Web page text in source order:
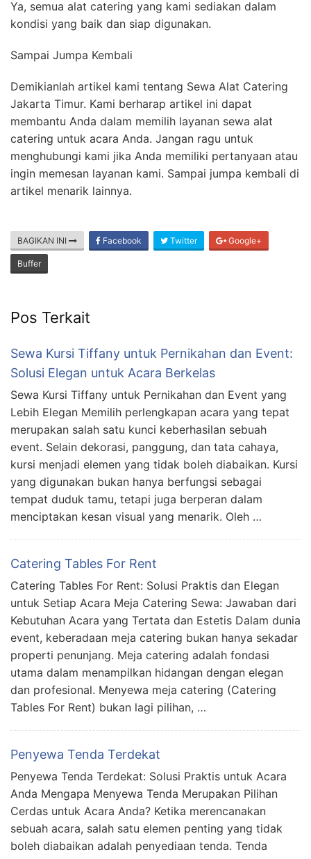
Ya, semua alat catering yang kami sediakan dalam
kondisi yang baik dan siap digunakan.
Sampai Jumpa Kembali
Demikianlah artikel kami tentang Sewa Alat Catering
Jakarta Timur. Kami berharap artikel ini dapat
membantu Anda dalam memilih layanan sewa alat
catering untuk acara Anda. Jangan ragu untuk
menghubungi kami jika Anda memiliki pertanyaan atau
ingin memesan layanan kami. Sampai jumpa kembali di
artikel menarik lainnya.
BAGIKAN INI Facebook Twitter Google+
Buffer
Pos Terkait
Sewa Kursi Tiffany untuk Pernikahan dan Event:
Solusi Elegan untuk Acara Berkelas
Sewa Kursi Tiffany untuk Pernikahan dan Event yang
Lebih Elegan Memilih perlengkapan acara yang tepat
merupakan salah satu kunci keberhasilan sebuah
event. Selain dekorasi, panggung, dan tata cahaya,
kursi menjadi elemen yang tidak boleh diabaikan. Kursi
yang digunakan bukan hanya berfungsi sebagai
tempat duduk tamu, tetapi juga berperan dalam
menciptakan kesan visual yang menarik. Oleh …
Catering Tables For Rent
Catering Tables For Rent: Solusi Praktis dan Elegan
untuk Setiap Acara Meja Catering Sewa: Jawaban dari
Kebutuhan Acara yang Tertata dan Estetis Dalam dunia
event, keberadaan meja catering bukan hanya sekadar
properti penunjang. Meja catering adalah fondasi
utama dalam menampilkan hidangan dengan elegan
dan profesional. Menyewa meja catering (Catering
Tables For Rent) bukan lagi pilihan, …
Penyewa Tenda Terdekat
Penyewa Tenda Terdekat: Solusi Praktis untuk Acara
Anda Mengapa Menyewa Tenda Merupakan Pilihan
Cerdas untuk Acara Anda? Ketika merencanakan
sebuah acara, salah satu elemen penting yang tidak
boleh diabaikan adalah penyediaan tenda. Tenda